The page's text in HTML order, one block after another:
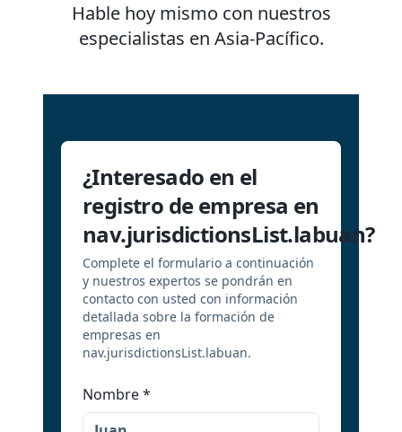
Hable hoy mismo con nuestros
especialistas en Asia-Pacífico.
¿Interesado en el
registro de empresa en
nav.jurisdictionsList.labuan?
Complete el formulario a continuación
y nuestros expertos se pondrán en
contacto con usted con información
detallada sobre la formación de
empresas en
nav.jurisdictionsList.labuan.
Nombre*